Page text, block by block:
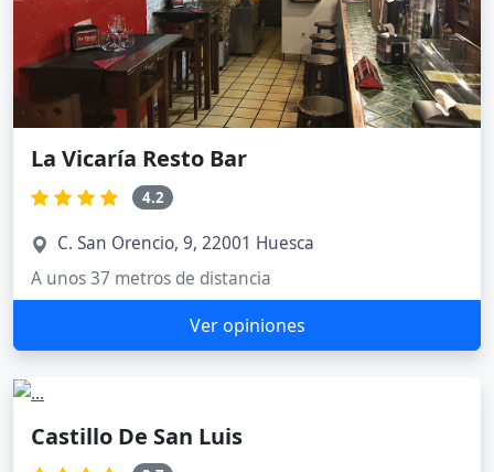
La Vicaría Resto Bar
4.2
C. San Orencio, 9, 22001 Huesca
A unos 37 metros de distancia
Ver opiniones
Castillo De San Luis